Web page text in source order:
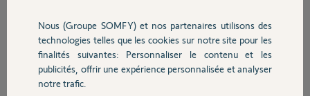
Sécurité
Domotique
"Aucun nouveau détecteur n'a été découvert"
J'ai bien suivi la procédure avec appuis sur le bouton blanc à l'intérieur
du boîtier.
Merci pour votre aide
Nous (Groupe SOMFY) et nos partenaires utilisons des
technologies telles que les cookies sur notre site pour les
finalités suivantes: Personnaliser le contenu et les
publicités, offrir une expérience personnalisée et analyser
notre trafic.